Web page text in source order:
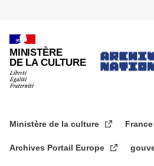
MINISTÈRE
DE LA CULTURE
Ministère de la culture
Archives Portail Europe